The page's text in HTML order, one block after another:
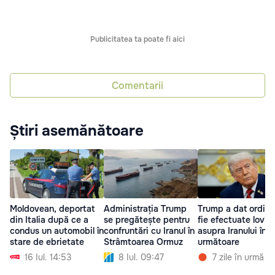
Publicitatea ta poate fi aici
Comentarii
Știri asemănătoare
Moldovean, deportat
din Italia după ce a
condus un automobil în
stare de ebrietate
16 Iul. 14:53
Administrația Trump
se pregătește pentru
confruntări cu Iranul în
Strâmtoarea Ormuz
8 Iul. 09:47
Trump a dat ordin
fie efectuate
asupra Iranului în
următoare
7 zile în urmă